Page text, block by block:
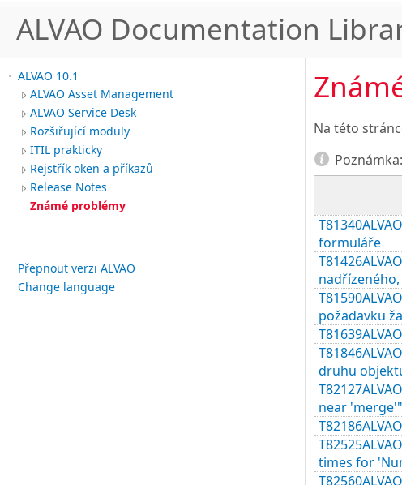
ALVAO Documentation
ALVAO 10.1
ALVAO Asset Management
ALVAO Service Desk
Rozšiřující moduly
ITIL prakticky
Rejstřík oken a příkazů
Release Notes
Známé problémy
Přepnout verzi ALVAO
Change language
Na této
Poznámka:
formuláře
požadavku
druhu
near 'merge'"
times for